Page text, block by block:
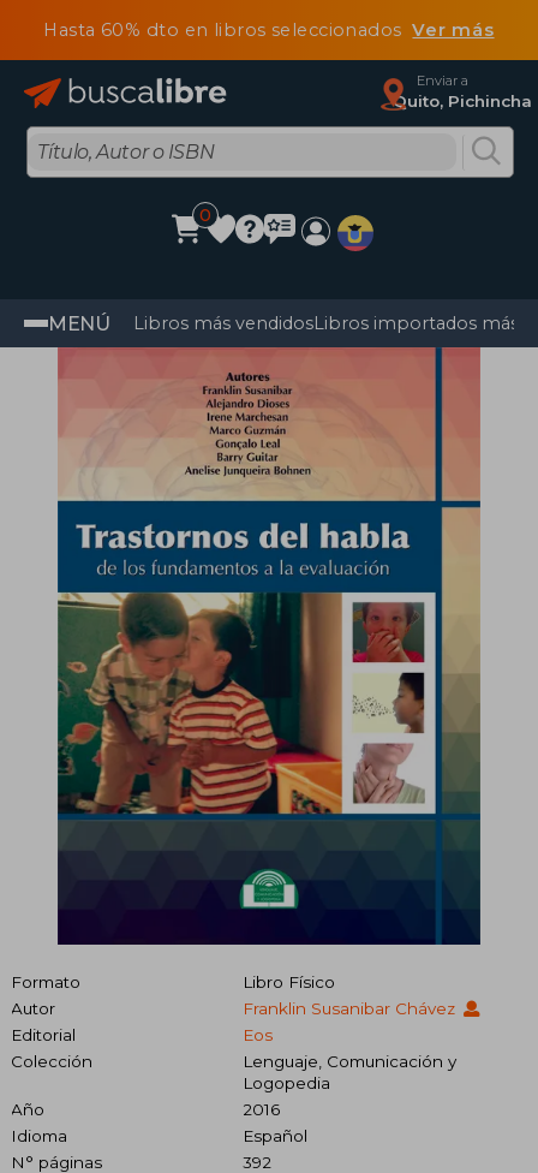
Hasta 60% dto en libros seleccionadosVer más
Enviar a
Quito, Pichincha
0
MENÚ Libros más vendidosLibros importados más
Formato
Libro Físico
Autor
Franklin Susanibar Chávez
Editorial
Eos
Colección
Lenguaje, Comunicación y
Logopedia
Año
2016
Idioma
Español
N° páginas
392